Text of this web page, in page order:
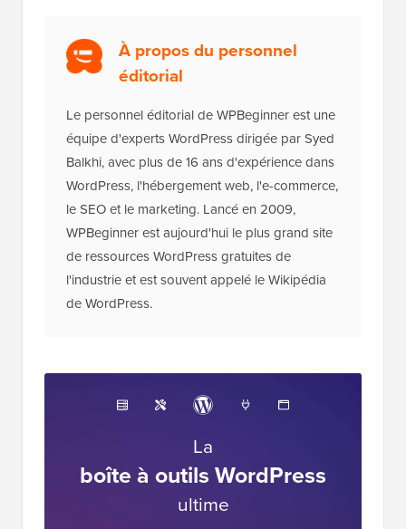
À propos du personnel
éditorial
Le personnel éditorial de WPBeginner est une
équipe d'experts WordPress dirigée par Syed
Balkhi, avec plus de 16 ans d'expérience dans
WordPress, l'hébergement web, l'e-commerce,
le SEO et le marketing. Lancé en 2009,
WPBeginner est aujourd'hui le plus grand site
de ressources WordPress gratuites de
l'industrie et est souvent appelé le Wikipédia
de WordPress.
La
boîte à outils WordPress
ultime